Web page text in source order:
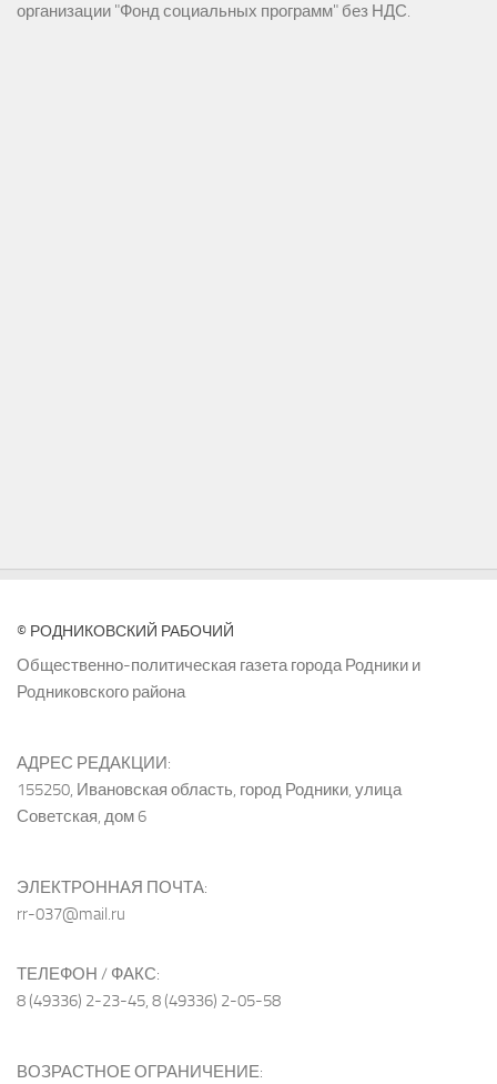
организации "Фонд социальных программ" без НДС.
© РОДНИКОВСКИЙ РАБОЧИЙ
Общественно-политическая газета города Родники и
Родниковского района
АДРЕС РЕДАКЦИИ:
155250, Ивановская область, город Родники, улица
Советская, дом 6
ЭЛЕКТРОННАЯ ПОЧТА:
rr-037@mail.ru
ТЕЛЕФОН / ФАКС:
8 (49336) 2-23-45, 8 (49336) 2-05-58
ВОЗРАСТНОЕ ОГРАНИЧЕНИЕ: